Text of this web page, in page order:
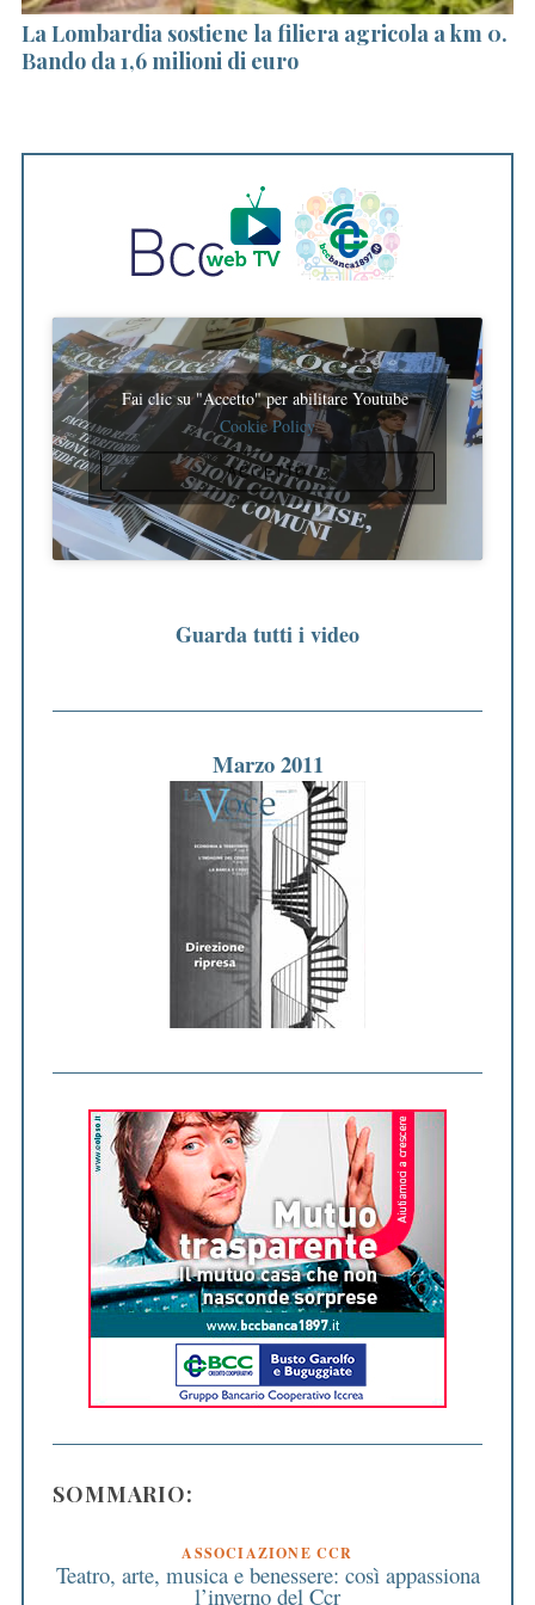
La Lombardia sostiene la filiera agricola a km 0.
Bando da 1,6 milioni di euro
Fai clic su "Accetto" per abilitare Youtube
Cookie Policy
ACCETTO
Guarda tutti i video
Marzo 2011
SOMMARIO:
ASSOCIAZIONE CCR
Teatro, arte, musica e benessere: così appassiona
l’inverno del Ccr